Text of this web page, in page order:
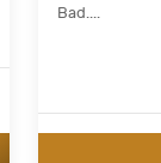
Bad....